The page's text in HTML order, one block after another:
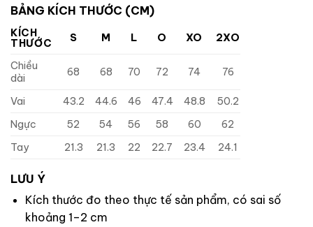
BẢNG KÍCH THƯỚC (CM)
KÍCH
THƯỚC
S M L O XO 2XO
Chiều
dài
68 68 70 72 74 76
Vai 43.2 44.6 46 47.4 48.8
50.2
Ngực
52 54 56 58 60
62
Tay
21.3 21.3 22 22.7 23.4 24.1
LƯU Ý
Kích thước đo theo thực tế sản phẩm, có sai số
khoảng 1–2 cm